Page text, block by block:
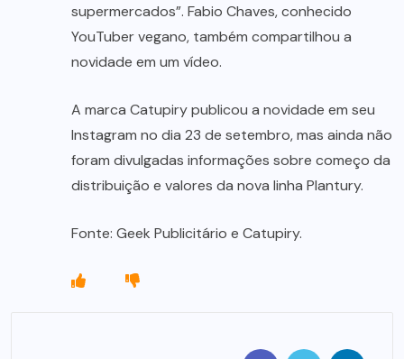
supermercados”. Fabio Chaves, conhecido
YouTuber vegano, também compartilhou a
novidade em um vídeo.
A marca Catupiry publicou a novidade em seu
Instagram no dia 23 de setembro, mas ainda não
foram divulgadas informações sobre começo da
distribuição e valores da nova linha Plantury.
Fonte: Geek Publicitário e Catupiry.